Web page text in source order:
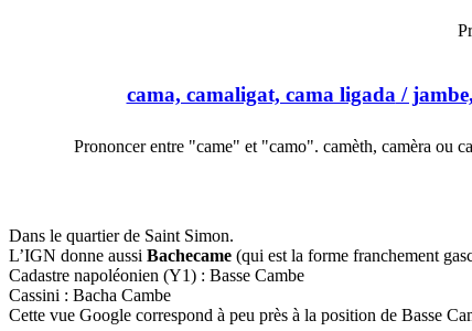
cama, camaligat, cama ligada /
Prononcer entre "came" et "camo". camèth, camèra ou
Dans le quartier de Saint Simon.
L’IGN donne aussi Bachecame (qui est la forme franchement
Cadastre napoléonien (Y1) : Basse Cambe
Cassini : Bacha Cambe
Cette vue Google correspond à peu près à la position de Basse